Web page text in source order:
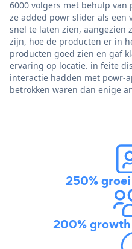
6000 volgers met behulp van
ze added powr slider als een
snel te laten zien, aangezien
zijn, hoe de producten er in
producten goed zien en gaf
ervaring op locatie. in feite
interactie hadden met powr-
betrokken waren dan enige
250% groei
200% growth